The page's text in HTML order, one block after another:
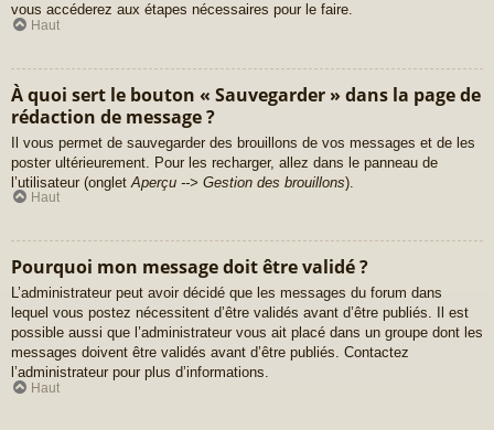
vous accéderez aux étapes nécessaires pour le faire.
Haut
À quoi sert le bouton « Sauvegarder » dans la page de
rédaction de message ?
Il vous permet de sauvegarder des brouillons de vos messages et de les
poster ultérieurement. Pour les recharger, allez dans le panneau de
l’utilisateur (onglet Aperçu --> Gestion des brouillons).
Haut
Pourquoi mon message doit être validé ?
L’administrateur peut avoir décidé que les messages du forum dans
lequel vous postez nécessitent d’être validés avant d’être publiés. Il est
possible aussi que l’administrateur vous ait placé dans un groupe dont les
messages doivent être validés avant d’être publiés. Contactez
l’administrateur pour plus d’informations.
Haut